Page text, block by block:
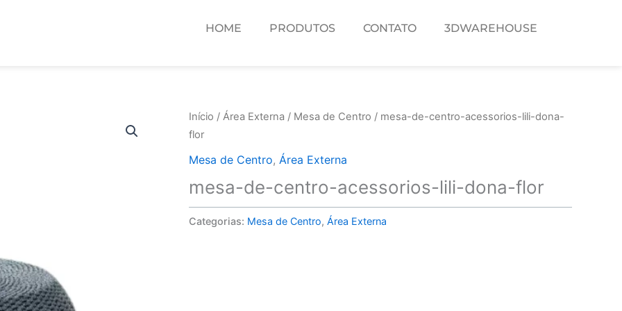
HOME PRODUTOS CONTATO 3DWAREHOUSE
Início / Área Externa / Mesa de Centro / mesa-de-centro-acessorios-lili-dona-
flor
Mesa de Centro, Área Externa
mesa-de-centro-acessorios-lili-dona-flor
Categorias: Mesa de Centro, Área Externa